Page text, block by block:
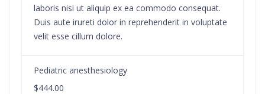
laboris nisi ut aliquip ex ea commodo consequat.
Duis aute irureti dolor in reprehenderit in voluptate
velit esse cillum dolore.
Pediatric anesthesiology
$444.00